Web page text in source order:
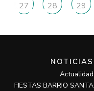
27 28 29
NOTICIAS
Actualidad
FIESTAS BARRIO SANTA